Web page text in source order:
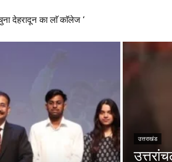
देहरादून का लाॅ काॅलेज ‘
उत्तराखंड